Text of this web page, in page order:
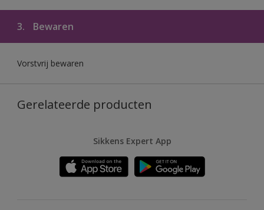
3. Bewaren
Vorstvrij bewaren
Gerelateerde producten
Sikkens Expert App